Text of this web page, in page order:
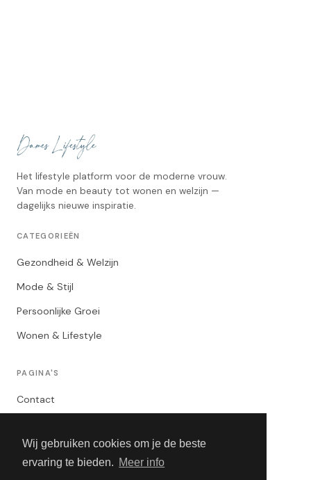
Wij gebruiken cookies om je de beste
ervaring te bieden. Meer info
Het lifestyle platform voor de moderne vrouw.
Van mode en beauty tot wonen en welzijn —
dagelijks nieuwe inspiratie.
CATEGORIEËN
Gezondheid & Welzijn
Mode & Stijl
Persoonlijke Groei
Wonen & Lifestyle
PAGINA'S
Contact
Algemene Voorwaarden
Adverteren